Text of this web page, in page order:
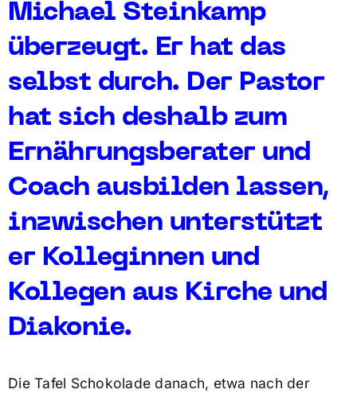
Michael Steinkamp
überzeugt. Er hat das
selbst durch. Der Pastor
hat sich deshalb zum
Ernährungsberater und
Coach ausbilden lassen,
inzwischen unterstützt
er Kolleginnen und
Kollegen aus Kirche und
Diakonie.
Die Tafel Schokolade danach, etwa nach der